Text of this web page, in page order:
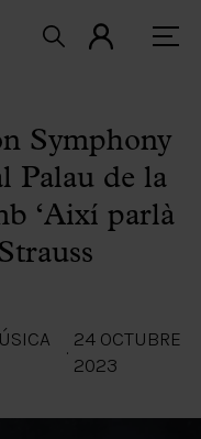
Symphony
Palau de la
‘Així parlà
·
24 OCTUBRE
2023